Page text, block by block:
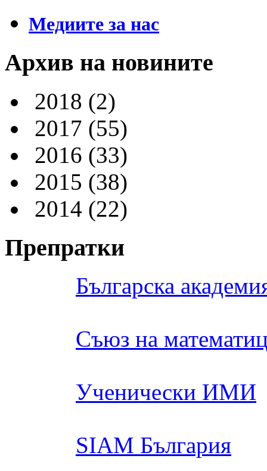
Медиите за нас
Архив на новините
2018 (2)
2017 (55)
2016 (33)
2015 (38)
2014 (22)
Препратки
Българска
Съюз на
Ученически ИМИ
SIAM България